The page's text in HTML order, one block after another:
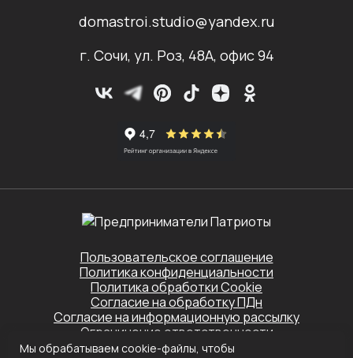
domastroi.studio@yandex.ru
г. Сочи, ул. Роз, 48А, офис 94
Пользовательское соглашение
Политика конфиденциальности
Политика обработки Cookie
Согласие на обработку ПДн
Согласие на информационную рассылку
Ограничение ответственности
Этот сайт защищён Yandex SmartCaptcha.
Мы обрабатываем cookie-файлы, чтобы